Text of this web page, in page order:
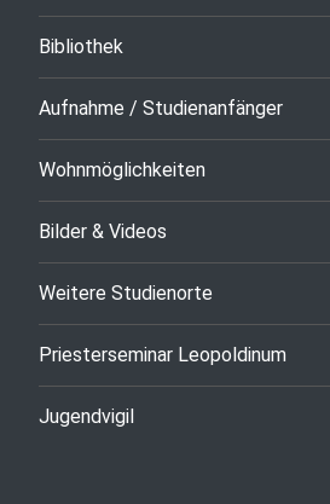
Bibliothek
Aufnahme / Studienanfänger
Wohnmöglichkeiten
Bilder & Videos
Weitere Studienorte
Priesterseminar Leopoldinum
Jugendvigil